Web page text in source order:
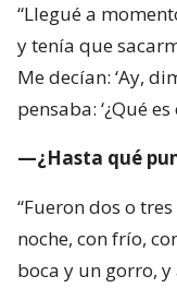
“Llegué a
y tenía que
Me decían: ‘Ay,
pensaba: ‘¿Qué es
—¿Hasta qué
“Fueron dos o
noche, con frío,
boca y un gorro,